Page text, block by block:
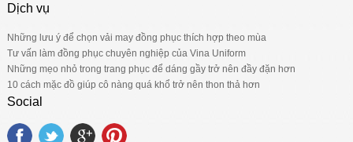
Dịch vụ
Những lưu ý để chọn vải may đồng phục thích hợp theo mùa
Tư vấn làm đồng phục chuyên nghiệp của Vina Uniform
Những mẹo nhỏ trong trang phục để dáng gầy trở nên đầy đặn hơn
10 cách mặc đồ giúp cô nàng quá khổ trở nên thon thả hơn
Social